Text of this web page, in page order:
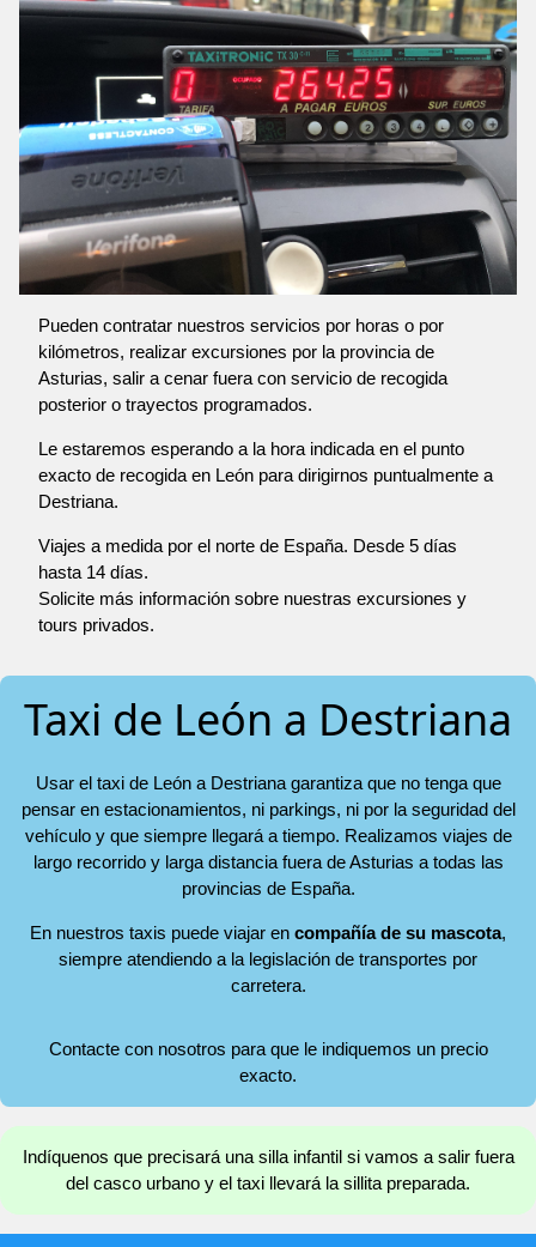
Pueden contratar nuestros servicios por horas o por
kilómetros, realizar excursiones por la provincia de
Asturias, salir a cenar fuera con servicio de recogida
posterior o trayectos programados.
Le estaremos esperando a la hora indicada en el punto
exacto de recogida en León para dirigirnos puntualmente a
Destriana.
Viajes a medida por el norte de España. Desde 5 días
hasta 14 días.
Solicite más información sobre nuestras excursiones y
tours privados.
Taxi de León a Destriana
Usar el taxi de León a Destriana garantiza que no tenga que
pensar en estacionamientos, ni parkings, ni por la seguridad del
vehículo y que siempre llegará a tiempo. Realizamos viajes de
largo recorrido y larga distancia fuera de Asturias a todas las
provincias de España.
En nuestros taxis puede viajar en compañía de su mascota,
siempre atendiendo a la legislación de transportes por
carretera.
Contacte con nosotros para que le indiquemos un precio
exacto.
Indíquenos que precisará una silla infantil si vamos a salir fuera
del casco urbano y el taxi llevará la sillita preparada.